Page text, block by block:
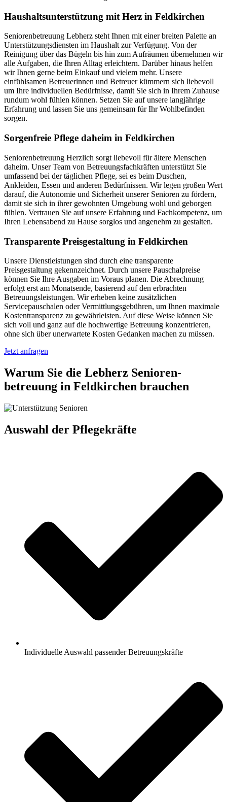
Haushalts­unterstützung mit Herz in Feldkirchen
Seniorenbetreuung Lebherz steht Ihnen mit einer breiten Palette an
Unterstützungsdiensten im Haushalt zur Verfügung. Von der
Reinigung über das Bügeln bis hin zum Aufräumen übernehmen wir
alle Aufgaben, die Ihren Alltag erleichtern. Darüber hinaus helfen
wir Ihnen gerne beim Einkauf und vielem mehr. Unsere
einfühlsamen Betreuerinnen und Betreuer kümmern sich liebevoll
um Ihre individuellen Bedürfnisse, damit Sie sich in Ihrem Zuhause
rundum wohl fühlen können. Setzen Sie auf unsere langjährige
Erfahrung und lassen Sie uns gemeinsam für Ihr Wohlbefinden
sorgen.
Sorgenfreie Pflege daheim in Feldkirchen
Seniorenbetreuung Herzlich sorgt liebevoll für ältere Menschen
daheim. Unser Team von Betreuungsfachkräften unterstützt Sie
umfassend bei der täglichen Pflege, sei es beim Duschen,
Ankleiden, Essen und anderen Bedürfnissen. Wir legen großen Wert
darauf, die Autonomie und Sicherheit unserer Senioren zu fördern,
damit sie sich in ihrer gewohnten Umgebung wohl und geborgen
fühlen. Vertrauen Sie auf unsere Erfahrung und Fachkompetenz, um
Ihren Lebensabend zu Hause sorglos und angenehm zu gestalten.
Transparente Preisgestaltung in Feldkirchen
Unsere Dienstleistungen sind durch eine transparente
Preisgestaltung gekennzeichnet. Durch unsere Pauschalpreise
können Sie Ihre Ausgaben im Voraus planen. Die Abrechnung
erfolgt erst am Monatsende, basierend auf den erbrachten
Betreuungsleistungen. Wir erheben keine zusätzlichen
Servicepauschalen oder Vermittlungsgebühren, um Ihnen maximale
Kostentransparenz zu gewährleisten. Auf diese Weise können Sie
sich voll und ganz auf die hochwertige Betreuung konzentrieren,
ohne sich über unerwartete Kosten Gedanken machen zu müssen.
Jetzt anfragen
Warum Sie die Lebherz Senioren­
betreuung in Feldkirchen brauchen
Auswahl der Pflegekräfte
Individuelle Auswahl passender Betreuungskräfte